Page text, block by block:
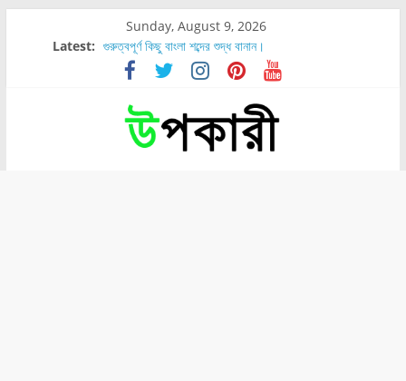
Sunday, August 9, 2026
Latest: গুরুত্বপূর্ণ কিছু বাংলা শব্দের শুদ্ধ বানান।
শরীরের কোন অংশে বেডসোর বেশি হয়?
নাসাল টিউব কতদিন রাখা যায়?
রোগীর পিঠ, কোমর এবং পায়ে বেডসোর দেখা গেলে করণীয় কি?
পার্সিমন ফলের স্বাস্থ্য ও পুষ্টি উপকারিতা।